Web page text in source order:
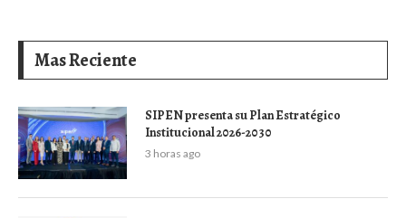
Mas Reciente
SIPEN presenta su Plan Estratégico
Institucional 2026-2030
3 horas ago